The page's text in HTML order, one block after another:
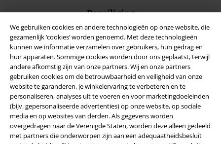
We gebruiken cookies en andere technologieën op onze website, die
gezamenlijk ‘cookies’ worden genoemd. Met deze technologieën
kunnen we informatie verzamelen over gebruikers, hun gedrag en
hun apparaten. Sommige cookies worden door ons geplaatst, terwijl
andere afkomstig zijn van onze partners. Wij en onze partners
gebruiken cookies om de betrouwbaarheid en veiligheid van onze
website te garanderen, je winkelervaring te verbeteren en te
personaliseren, analyses uit te voeren en voor marketingdoeleinden
(bijv. gepersonaliseerde advertenties) op onze website, op sociale
media en op websites van derden. Als gegevens worden
overgedragen naar de Verenigde Staten, worden deze alleen gedeeld
met partners die onderworpen zijn aan een adequaatheidsbesluit
Beveiliging